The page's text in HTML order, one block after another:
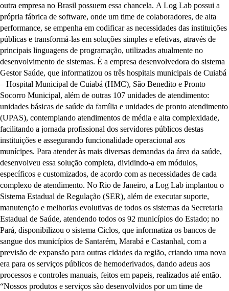
outra empresa no Brasil possuem essa chancela. A Log Lab possui a
própria fábrica de software, onde um time de colaboradores, de alta
performance, se empenha em codificar as necessidades das instituições
públicas e transformá-las em soluções simples e efetivas, através de
principais linguagens de programação, utilizadas atualmente no
desenvolvimento de sistemas. É a empresa desenvolvedora do sistema
Gestor Saúde, que informatizou os três hospitais municipais de Cuiabá
– Hospital Municipal de Cuiabá (HMC), São Benedito e Pronto
Socorro Municipal, além de outras 107 unidades de atendimento:
unidades básicas de saúde da família e unidades de pronto atendimento
(UPAS), contemplando atendimentos de média e alta complexidade,
facilitando a jornada profissional dos servidores públicos destas
instituições e assegurando funcionalidade operacional aos
munícipes. Para atender às mais diversas demandas da área da saúde,
desenvolveu essa solução completa, dividindo-a em módulos,
específicos e customizados, de acordo com as necessidades de cada
complexo de atendimento. No Rio de Janeiro, a Log Lab implantou o
Sistema Estadual de Regulação (SER), além de executar suporte,
manutenção e melhorias evolutivas de todos os sistemas da Secretaria
Estadual de Saúde, atendendo todos os 92 municípios do Estado; no
Pará, disponibilizou o sistema Ciclos, que informatiza os bancos de
sangue dos municípios de Santarém, Marabá e Castanhal, com a
previsão de expansão para outras cidades da região, criando uma nova
era para os serviços públicos de hemoderivados, dando adeus aos
processos e controles manuais, feitos em papeis, realizados até então.
“Nossos produtos e serviços são desenvolvidos por um time de